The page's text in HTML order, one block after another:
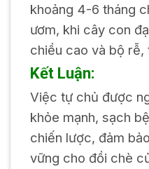
khoảng 4-6 tháng
ươm, khi cây con
chiều cao và bộ rễ,
Kết Luận:
Việc tự chủ được
khỏe mạnh, sạch
chiến lược, đảm
vững cho đồi chè